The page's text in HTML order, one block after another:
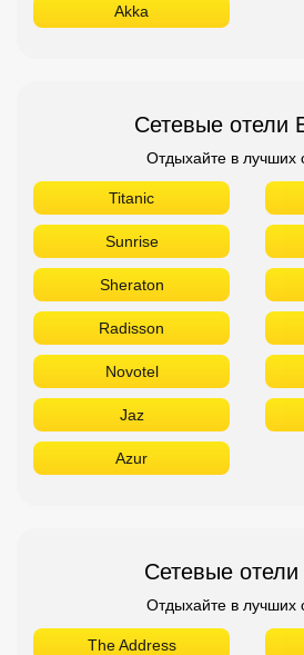
Akka
Сетевые отели
Отдыхайте в лучших
Titanic
Sunrise
Sheraton
Radisson
Novotel
Jaz
Azur
Сетевые
Отдыхайте в лучших
The Address